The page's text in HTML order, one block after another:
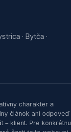
· Bytča ·
charakter a
článok ani odpoveď
– klient. Pre konkrétnu